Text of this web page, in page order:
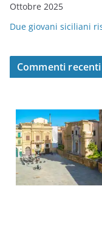
Ottobre 2025
Due giovani siciliani
Commenti recenti